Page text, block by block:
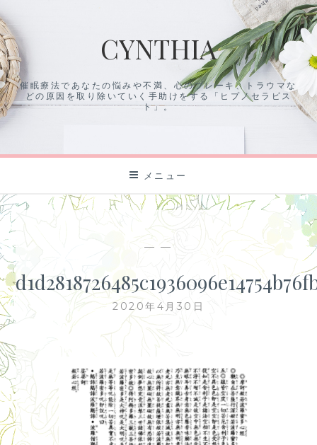
ン
テ
ン
ツ
に
ス
キ
プ
CYNTHIA
催眠療法であなたの悩みや不満、心のブレーキ、トラウマな
どの原因を取り除いていく手助けをする「ヒプノセラピス
ト」。
メニュー
— —
2020年4月30日